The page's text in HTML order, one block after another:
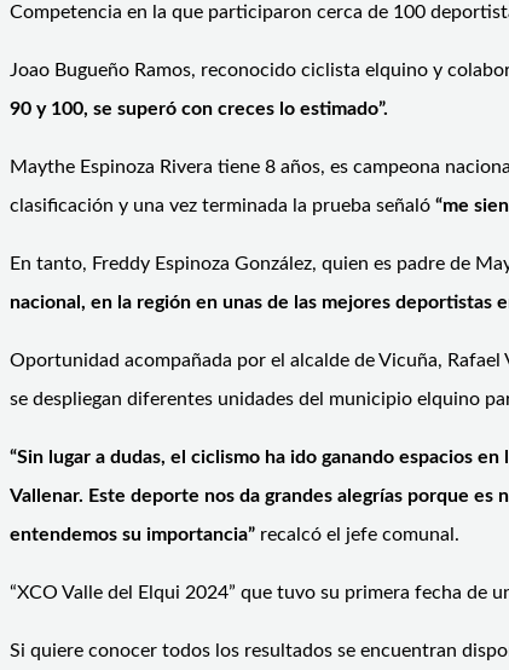
Competencia en la que participaron cerca de 100
Joao Bugueño Ramos, reconocido ciclista elquino y
90 y 100, se superó con creces lo estimado”.
Maythe Espinoza Rivera tiene 8 años, es campeona
clasificación y una vez terminada la prueba señaló “me
En tanto, Freddy Espinoza González, quien es padre de
nacional, en la región en unas de las mejores deportistas
Oportunidad acompañada por el alcalde de Vicuña,
se despliegan diferentes unidades del municipio elquino
“Sin lugar a dudas, el ciclismo ha ido ganando espacios
Vallenar. Este deporte nos da grandes alegrías porque
entendemos su importancia” recalcó el jefe comunal.
“XCO Valle del Elqui 2024” que tuvo su primera fecha de
Si quiere conocer todos los resultados se encuentran